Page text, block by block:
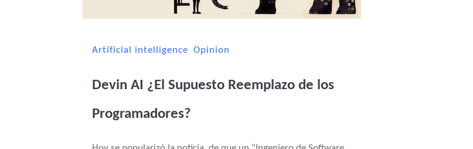
Artificial intelligence Opinion
Devin AI ¿El Supuesto Reemplazo de los
Programadores?